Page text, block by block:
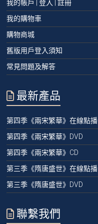
我的帳戶 | 登入 | 註冊
我的購物車
購物商城
舊版用戶登入須知
常見問題及解答
最新產品
第四季《兩宋繁華》在線點播
第四季《兩宋繁華》DVD
第四季《兩宋繁華》CD
第三季《隋唐盛世》在線點播
第三季《隋唐盛世》DVD
聯繫我們